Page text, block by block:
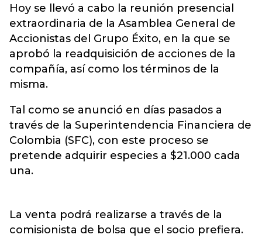
Hoy se llevó a cabo la reunión presencial
extraordinaria de la Asamblea General de
Accionistas del Grupo Éxito, en la que se
aprobó la readquisición de acciones de la
compañía, así como los términos de la
misma.
Tal como se anunció en días pasados a
través de la Superintendencia Financiera de
Colombia (SFC), con este proceso se
pretende adquirir especies a $21.000 cada
una.
La venta podrá realizarse a través de la
comisionista de bolsa que el socio prefiera.